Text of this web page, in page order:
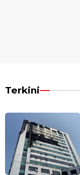
Terkini